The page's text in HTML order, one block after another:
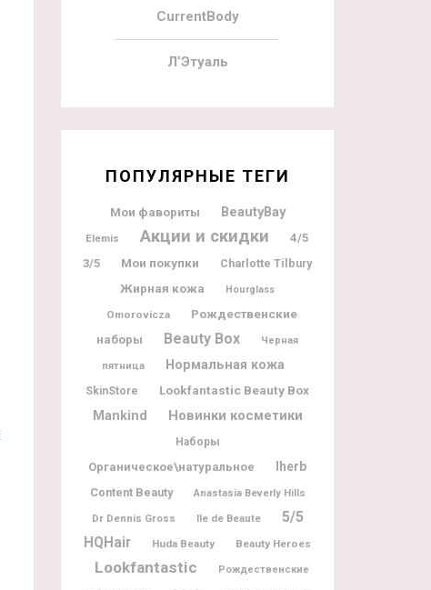
CurrentBody
Л’Этуаль
ПОПУЛЯРНЫЕ ТЕГИ
Мои фавориты BeautyBay
Elemis Акции и скидки
4/5
3/5
Мои покупки Charlotte Tilbury
Жирная кожа Hourglass
Omorovicza
Рождественские
наборы
Beauty Box Черная
пятница Нормальная кожа
SkinStore Lookfantastic Beauty Box
Mankind Новинки косметики
Наборы
Органическое\натуральное Iherb
Content Beauty Anastasia Beverly Hills
Dr Dennis Gross Ile de Beaute 5/5
HQHair Huda Beauty Beauty Heroes
Lookfantastic Рождественские